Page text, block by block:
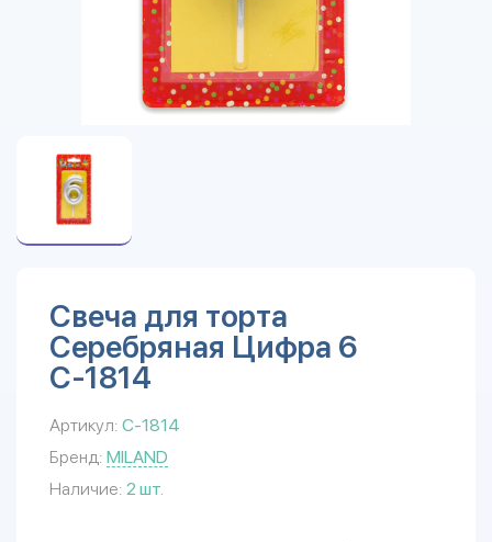
Свеча для торта
Серебряная Цифра 6
С-1814
Артикул: С-1814
Бренд: MILAND
Наличие: 2 шт.